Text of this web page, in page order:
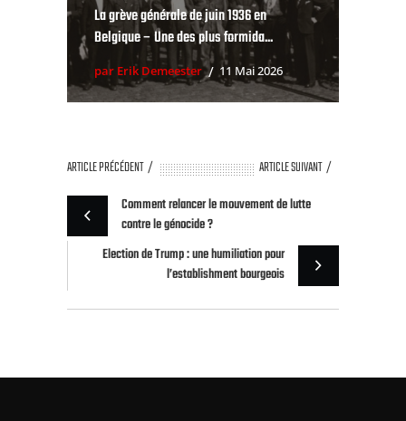
La grève générale de juin 1936 en
Belgique – Une des plus formida...
par Erik Demeester 11 Mai 2026
ARTICLE PRÉCÉDENT
ARTICLE SUIVANT
Comment relancer le mouvement de lutte
contre le génocide ?
Election de Trump : une humiliation pour
l’establishment bourgeois